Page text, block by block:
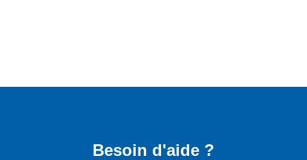
Besoin d'aide ?